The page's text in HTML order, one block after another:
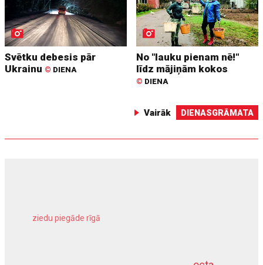
Svētku debesis pār
Ukrainu © DIENA
No "lauku pienam nē!"
līdz mājiņām kokos
© DIENA
Vairāk DIENASGRĀMATA
ziedu piegāde rīgā